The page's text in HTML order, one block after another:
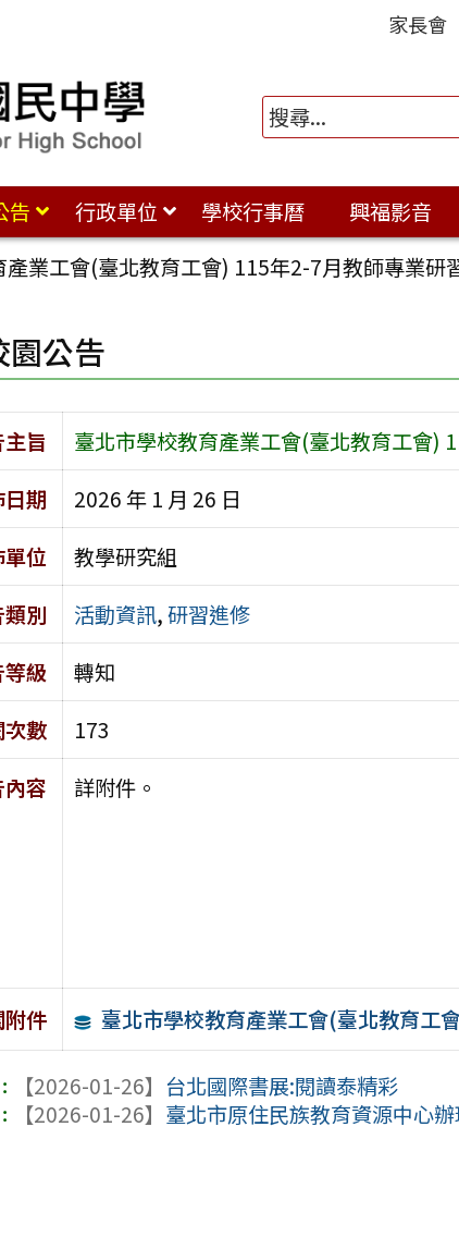
家長會
告 行政單位 學校行事曆 興福影音
產業工會(臺北教育工會) 115年2-7月教師專業研
園公告
旨
臺北市學校教育產業工會(臺北教育工會)
期
2026 年 1 月 26 日
位
教學研究組
別
活動資訊,研習進修
級
轉知
數
173
容
詳附件。
件 臺北市學校教育產業工會(臺北教育工
【2026-01-26】 台北國際書展:閱讀泰精彩
【2026-01-26】 臺北市原住民族教育資源中心